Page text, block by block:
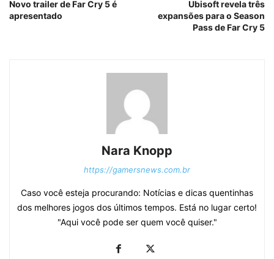
Novo trailer de Far Cry 5 é
apresentado
Ubisoft revela três
expansões para o Season
Pass de Far Cry 5
Nara Knopp
https://gamersnews.com.br
Caso você esteja procurando: Notícias e dicas quentinhas
dos melhores jogos dos últimos tempos. Está no lugar certo!
"Aqui você pode ser quem você quiser."